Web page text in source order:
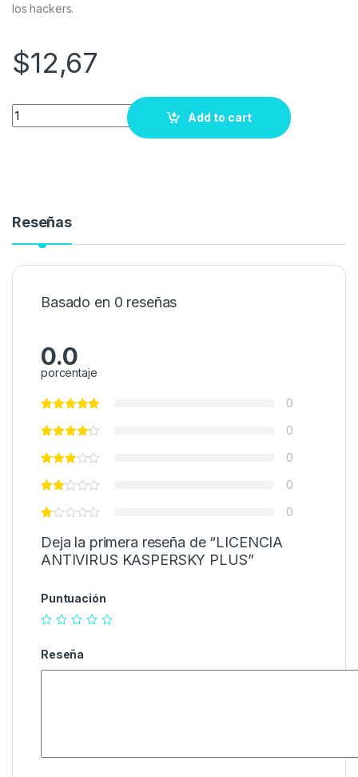
los hackers.
$12,67
Quantity
Add to cart
Reseñas
Basado en 0 reseñas
0.0
porcentaje
0
0
0
0
0
Deja la primera reseña de “LICENCIA
ANTIVIRUS KASPERSKY PLUS”
Puntuación
Reseña